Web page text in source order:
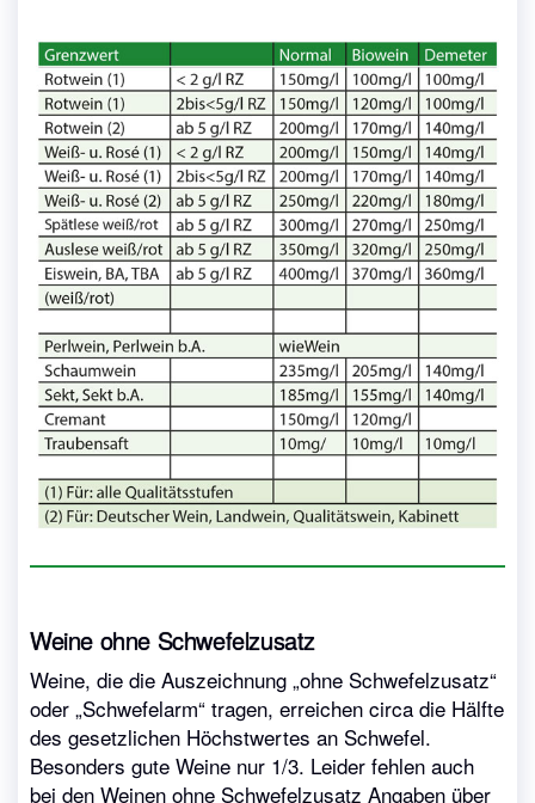
Weine ohne Schwefelzusatz
Weine, die die Auszeichnung „ohne Schwefelzusatz“
oder „Schwefelarm“ tragen, erreichen circa die Hälfte
des gesetzlichen Höchstwertes an Schwefel.
Besonders gute Weine nur 1/3. Leider fehlen auch
bei den Weinen ohne Schwefelzusatz Angaben über